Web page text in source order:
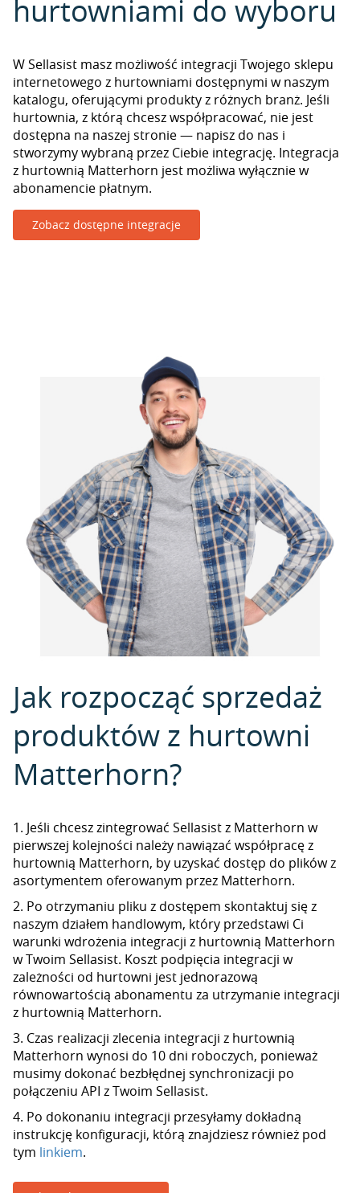
hurtowniami do wyboru
W Sellasist masz możliwość integracji Twojego sklepu
internetowego z hurtowniami dostępnymi w naszym
katalogu, oferującymi produkty z różnych branż. Jeśli
hurtownia, z którą chcesz współpracować, nie jest
dostępna na naszej stronie — napisz do nas i
stworzymy wybraną przez Ciebie integrację. Integracja
z hurtownią Matterhorn jest możliwa wyłącznie w
abonamencie płatnym.
Zobacz dostępne integracje
Jak rozpocząć sprzedaż
produktów z hurtowni
Matterhorn?
1. Jeśli chcesz zintegrować Sellasist z Matterhorn w
pierwszej kolejności należy nawiązać współpracę z
hurtownią Matterhorn, by uzyskać dostęp do plików z
asortymentem oferowanym przez Matterhorn.
2. Po otrzymaniu pliku z dostępem skontaktuj się z
naszym działem handlowym, który przedstawi Ci
warunki wdrożenia integracji z hurtownią Matterhorn
w Twoim Sellasist. Koszt podpięcia integracji w
zależności od hurtowni jest jednorazową
równowartością abonamentu za utrzymanie integracji
z hurtownią Matterhorn.
3. Czas realizacji zlecenia integracji z hurtownią
Matterhorn wynosi do 10 dni roboczych, ponieważ
musimy dokonać bezbłędnej synchronizacji po
połączeniu API z Twoim Sellasist.
4. Po dokonaniu integracji przesyłamy dokładną
instrukcję konfiguracji, którą znajdziesz również pod
tym linkiem.